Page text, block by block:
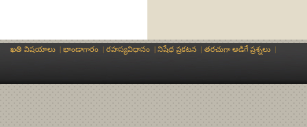
ఖతి విషయాలు | భాండాగారం | రహస్యవిధానం | నిషేధ ప్రకటన | తరచుగా అడిగే ప్రశ్నలు |